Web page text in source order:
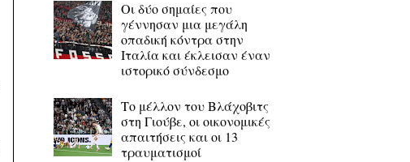
Οι δύο σημαίες που
γέννησαν μια μεγάλη
οπαδική κόντρα στην
Ιταλία και έκλεισαν έναν
ιστορικό σύνδεσμο
Το μέλλον του Βλάχοβιτς
στη Γιούβε, οι οικονομικές
απαιτήσεις και οι 13
τραυματισμοί